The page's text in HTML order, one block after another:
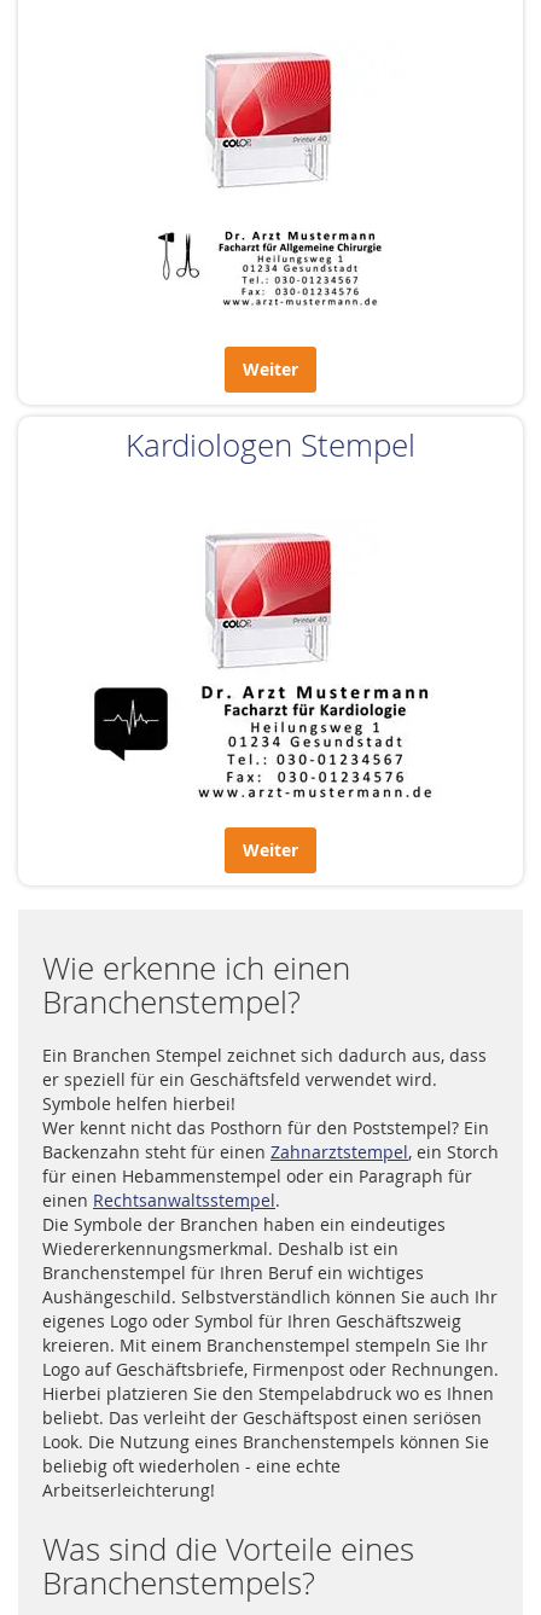
Weiter
Kardiologen Stempel
Weiter
Wie erkenne ich einen
Branchenstempel?
Ein Branchen Stempel zeichnet sich dadurch aus, dass
er speziell für ein Geschäftsfeld verwendet wird.
Symbole helfen hierbei!
Wer kennt nicht das Posthorn für den Poststempel? Ein
Backenzahn steht für einen Zahnarztstempel, ein Storch
für einen Hebammenstempel oder ein Paragraph für
einen Rechtsanwaltsstempel.
Die Symbole der Branchen haben ein eindeutiges
Wiedererkennungsmerkmal. Deshalb ist ein
Branchenstempel für Ihren Beruf ein wichtiges
Aushängeschild. Selbstverständlich können Sie auch Ihr
eigenes Logo oder Symbol für Ihren Geschäftszweig
kreieren. Mit einem Branchenstempel stempeln Sie Ihr
Logo auf Geschäftsbriefe, Firmenpost oder Rechnungen.
Hierbei platzieren Sie den Stempelabdruck wo es Ihnen
beliebt. Das verleiht der Geschäftspost einen seriösen
Look. Die Nutzung eines Branchenstempels können Sie
beliebig oft wiederholen - eine echte
Arbeitserleichterung!
Was sind die Vorteile eines
Branchenstempels?